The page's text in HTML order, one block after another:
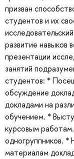
призван
студентов и их
развитие навыков
презентации
занятий
студентов: *
обсуждение
докладами на
обучением. *
курсовым
одногруппников. *
материалам